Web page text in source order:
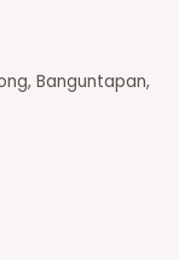
Banguntapan,